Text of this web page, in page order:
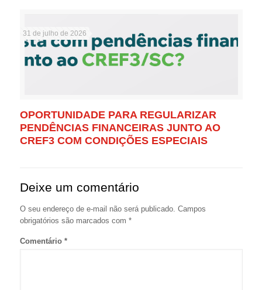
31 de julho de 2026
OPORTUNIDADE PARA REGULARIZAR
PENDÊNCIAS FINANCEIRAS JUNTO AO
CREF3 COM CONDIÇÕES ESPECIAIS
Deixe um comentário
O seu endereço de e-mail não será publicado. Campos
obrigatórios são marcados com *
Comentário *